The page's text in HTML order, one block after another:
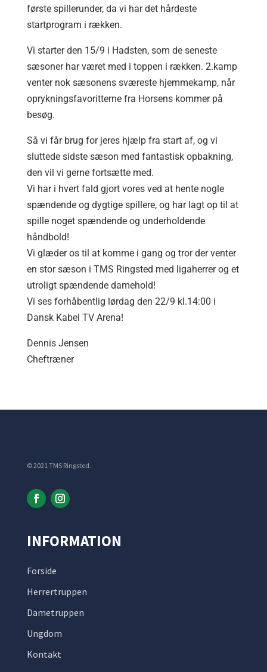
første spillerunder, da vi har det hårdeste
startprogram i rækken.
Vi starter den 15/9 i Hadsten, som de seneste
sæsoner har været med i toppen i rækken. 2.kamp
venter nok sæsonens sværeste hjemmekamp, når
oprykningsfavoritterne fra Horsens kommer på
besøg.
Så vi får brug for jeres hjælp fra start af, og vi
sluttede sidste sæson med fantastisk opbakning,
den vil vi gerne fortsætte med.
Vi har i hvert fald gjort vores ved at hente nogle
spændende og dygtige spillere, og har lagt op til at
spille noget spændende og underholdende
håndbold!
Vi glæder os til at komme i gang og tror der venter
en stor sæson i TMS Ringsted med ligaherrer og et
utroligt spændende damehold!
Vi ses forhåbentlig lørdag den 22/9 kl.14:00 i
Dansk Kabel TV Arena!
Dennis Jensen
Cheftræner
© 2021 TMS Ringsted.
INFORMATION
Forside
Herrertruppen
Dametruppen
Ungdom
Kontakt